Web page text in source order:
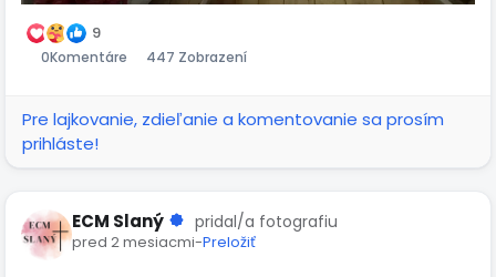
9
0Komentáre 447 Zobrazení
Pre lajkovanie, zdieľanie a komentovanie sa prosím
prihláste!
ECM Slaný pridal/a fotografiu
pred 2 mesiacmi-Preložiť